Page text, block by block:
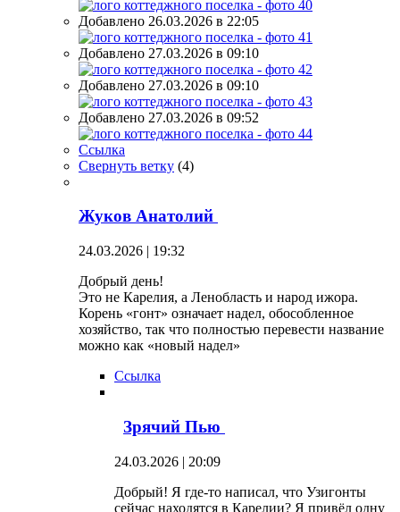
Добавлено 26.03.2026 в 22:05
Добавлено 27.03.2026 в 09:10
Добавлено 27.03.2026 в 09:10
Добавлено 27.03.2026 в 09:52
Ссылка
Свернуть ветку (4)
Жуков Анатолий
24.03.2026 | 19:32
Добрый день!
Это не Карелия, а Ленобласть и народ ижора.
Корень «гонт» означает надел, обособленное
хозяйство, так что полностью перевести название
можно как «новый надел»
Ссылка
Зрячий Пью
24.03.2026 | 20:09
Добрый! Я где-то написал, что Узигонты
сейчас находятся в Карелии? Я привёл одну